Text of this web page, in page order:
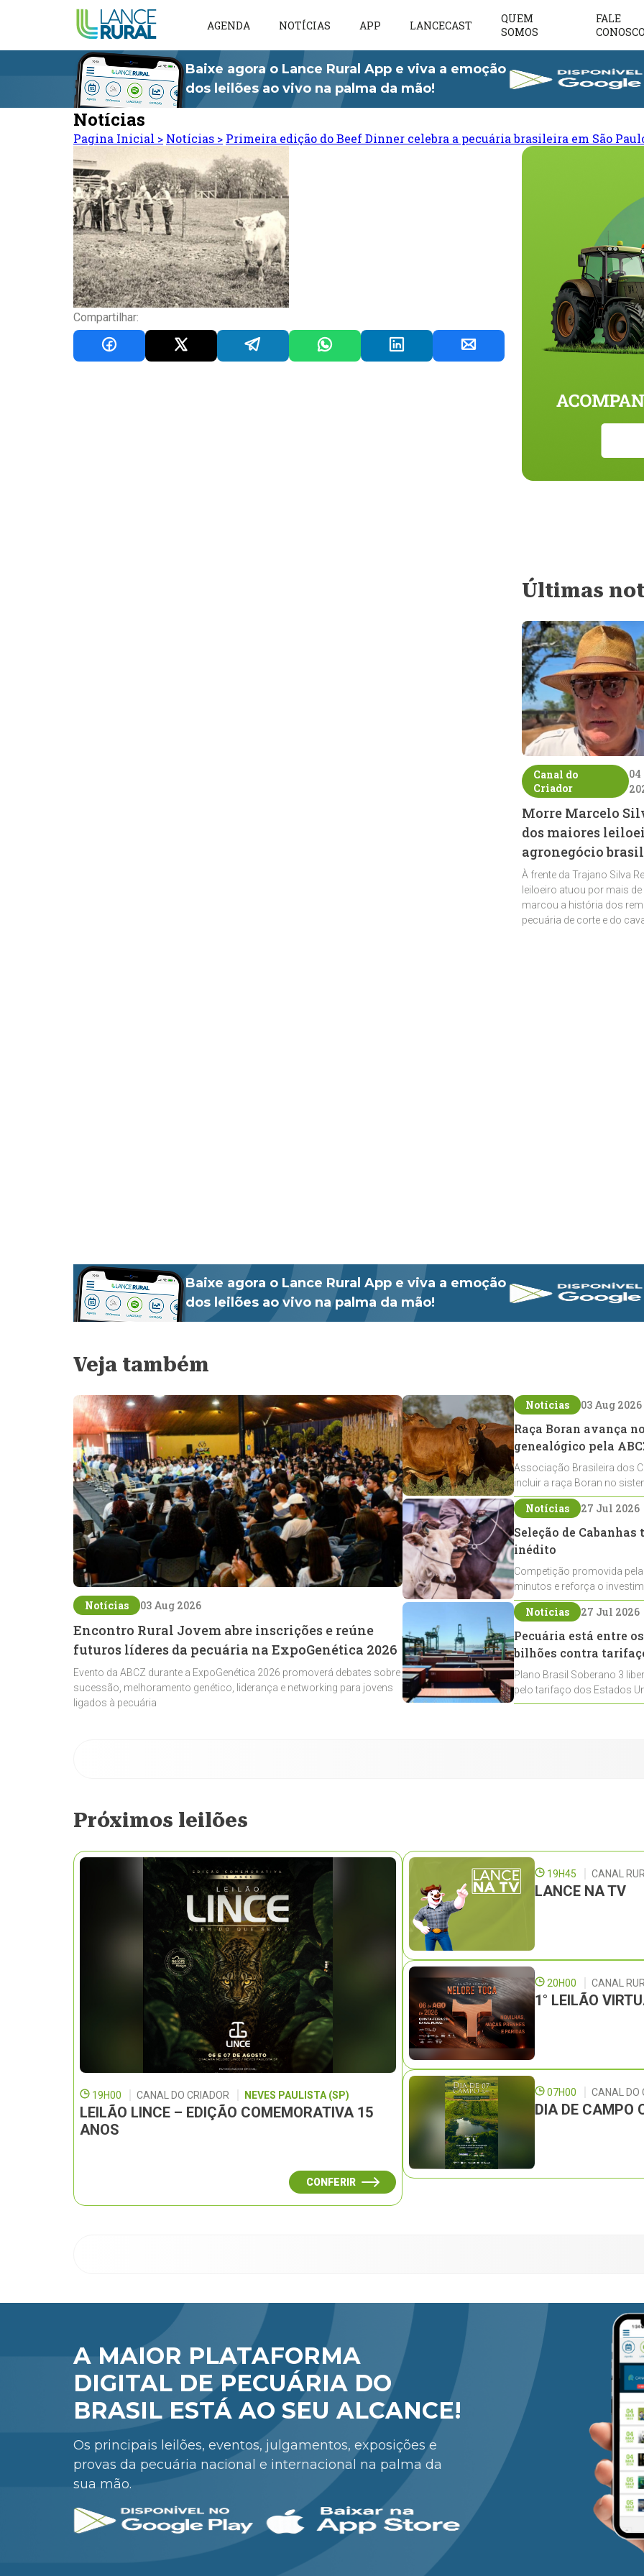
AGENDA NOTÍCIAS APP LANCECAST
QUEM
SOMOS
FALE
CONOSCO
Baixe agora o Lance Rural App e viva a emoção
dos leilões ao vivo na palma da mão!
Notícias
Pagina Inicial > Notícias > Primeira edição do Beef Dinner celebra a pecuária brasileira em São
Compartilhar:
Últimas
Canal do
Criador
04
Morre Marcelo
dos maiores
agronegócio
À frente da Trajano Silva
leiloeiro atuou por mais
marcou a história dos
pecuária de corte e do
Baixe agora o Lance Rural App e viva a emoção
dos leilões ao vivo na palma da mão!
Veja também
Notícias 03 Aug 2026
Encontro Rural Jovem abre inscrições e reúne
futuros líderes da pecuária na ExpoGenética 2026
Evento da ABCZ durante a ExpoGenética 2026 promoverá debates sobre
sucessão, melhoramento genético, liderança e networking para jovens
ligados à pecuária
Notícias 03 Aug 2026
Raça Boran avança
genealógico pela
Associação Brasileira dos
incluir a raça Boran no
expansão na pecuária
Notícias 27 Jul 2026
Seleção de
inédito
Competição promovida
minutos e reforça o
Crioulos voltados ao laço
Notícias 27 Jul 2026
Pecuária está entre
bilhões contra
Plano Brasil Soberano 3
pelo tarifaço dos Estados
contemplados
Próximos leilões
19H00 CANAL DO CRIADOR NEVES PAULISTA (SP)
LEILÃO LINCE – EDIÇÃO COMEMORATIVA 15
ANOS
CONFERIR
19H45 CANAL
LANCE NA TV
20H00 CANAL
1° LEILÃO
07H00 CANAL DO
DIA DE CAMPO
A MAIOR PLATAFORMA
DIGITAL DE PECUÁRIA DO
BRASIL ESTÁ AO SEU ALCANCE!
Os principais leilões, eventos, julgamentos, exposições e
provas da pecuária nacional e internacional na palma da
sua mão.